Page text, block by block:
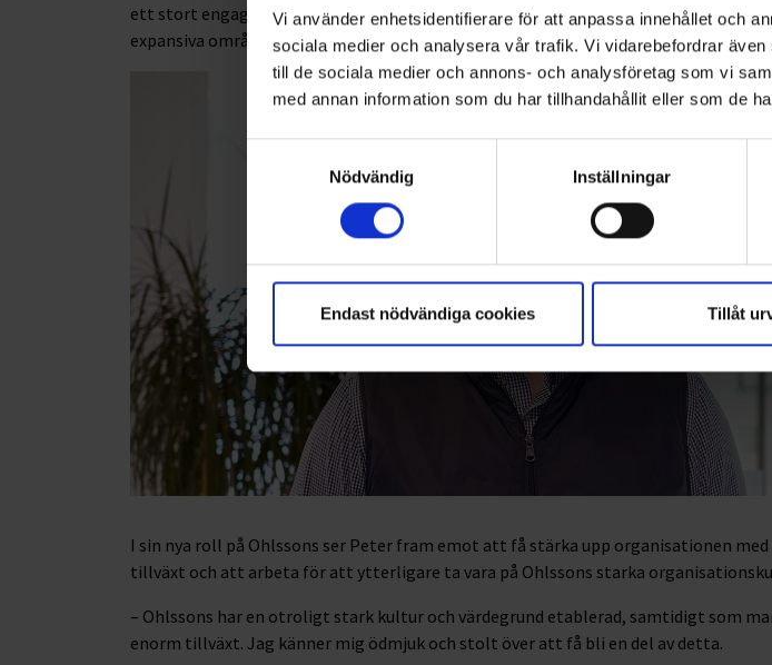
Vi använder enhetsidentifierare för att anpassa innehållet och
sociala medier och analysera vår trafik. Vi vidarebefordrar
till de sociala medier och annons- och analysföretag som vi
med annan information som du har tillhandahållit eller som de
Nödvändig
Inställningar
Endast nödvändiga cookies Tillåt
ett stort engagemang för verksamhetsutveckling och ledarskap träder Peter in i
expansiva områden.
I sin nya roll på Ohlssons ser Peter fram emot att få stärka upp organisationen
tillväxt och att arbeta för att ytterligare ta vara på Ohlssons starka
– Ohlssons har en otroligt stark kultur och värdegrund etablerad, samtidigt som
enorm tillväxt. Jag känner mig ödmjuk och stolt över att få bli en del av detta.